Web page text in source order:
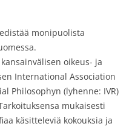
monipuolista
oikeus- ja
International Association
Philosophyn (lyhenne: IVR)
mukaisesti
käsitteleviä kokouksia ja